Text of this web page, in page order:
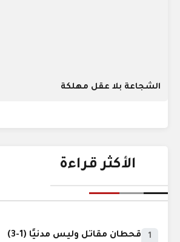
الشجاعة بلا عقل مهلكة
الأكثر قراءة
1 قحطان مقاتل وليس مدنيًا (1-3)